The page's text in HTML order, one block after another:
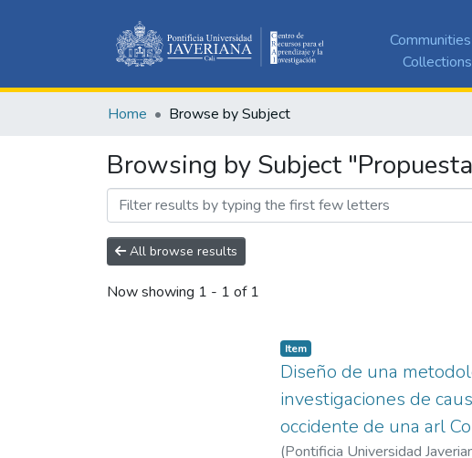
Collections
Home Browse by Subject
Browsing by Subject
All browse results
Now showing 1 - 1 of 1
Item
Diseño de una
investigaciones de
occidente de una arl
(Pontificia Universidad